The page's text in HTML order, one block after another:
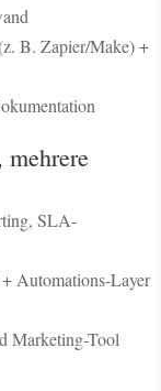
B. Zapier/Make) +
mehrere
SLA-
Automations-Layer
Marketing-Tool